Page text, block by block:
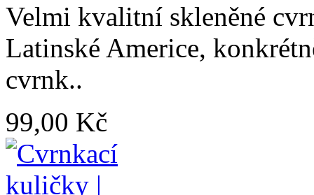
Velmi kvalitní skleněné
Latinské Americe,
cvrnk..
99,00 Kč